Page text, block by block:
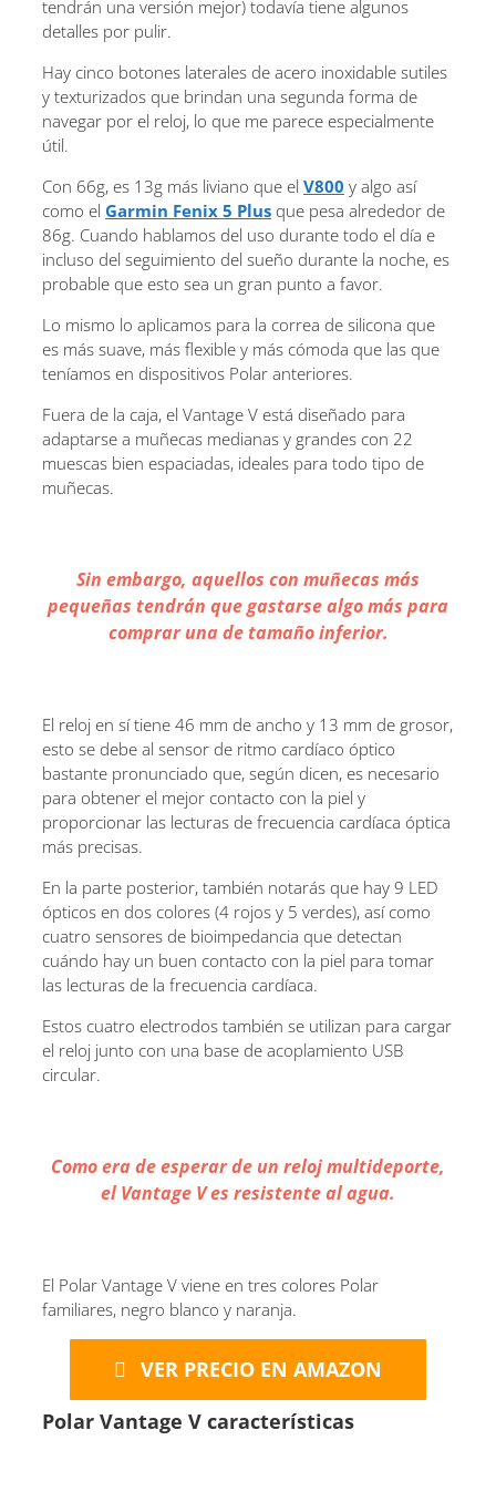
tendrán una versión mejor) todavía tiene algunos
detalles por pulir.
Hay cinco botones laterales de acero inoxidable sutiles
y texturizados que brindan una segunda forma de
navegar por el reloj, lo que me parece especialmente
útil.
Con 66g, es 13g más liviano que el V800 y algo así
como el Garmin Fenix ​​5 Plus que pesa alrededor de
86g. Cuando hablamos del uso durante todo el día e
incluso del seguimiento del sueño durante la noche, es
probable que esto sea un gran punto a favor.
Lo mismo lo aplicamos para la correa de silicona que
es más suave, más flexible y más cómoda que las que
teníamos en dispositivos Polar anteriores.
Fuera de la caja, el Vantage V está diseñado para
adaptarse a muñecas medianas y grandes con 22
muescas bien espaciadas, ideales para todo tipo de
muñecas.
Sin embargo, aquellos con muñecas más
pequeñas tendrán que gastarse algo más para
comprar una de tamaño inferior.
El reloj en sí tiene 46 mm de ancho y 13 mm de grosor,
esto se debe al sensor de ritmo cardíaco óptico
bastante pronunciado que, según dicen, es necesario
para obtener el mejor contacto con la piel y
proporcionar las lecturas de frecuencia cardíaca óptica
más precisas.
En la parte posterior, también notarás que hay 9 LED
ópticos en dos colores (4 rojos y 5 verdes), así como
cuatro sensores de bioimpedancia que detectan
cuándo hay un buen contacto con la piel para tomar
las lecturas de la frecuencia cardíaca.
Estos cuatro electrodos también se utilizan para cargar
el reloj junto con una base de acoplamiento USB
circular.
Como era de esperar de un reloj multideporte,
el Vantage V es resistente al agua.
El Polar Vantage V viene en tres colores Polar
familiares, negro blanco y naranja.
VER PRECIO EN AMAZON
Polar Vantage V características